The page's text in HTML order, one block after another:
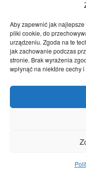
Aby zapewnić jak
pliki cookie, do
urządzeniu. Zgoda na te
jak zachowanie podczas
stronie. Brak wyrażenia
wpłynąć na niektóre cechy i
Temat dnia
Publicystyka
Polityka
Polska
Społeczeństwo